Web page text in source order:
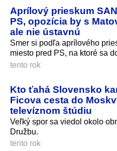
Aprílový prieskum
PS, opozícia by s
ale nie ústavnú
Smer si podľa aprílového
miesto pred PS, na ktoré sa
tento rok
Kto ťahá Slovensko
Ficova cesta do
televíznom štúdiu
Veľký spor sa viedol okolo
Družbu.
tento rok